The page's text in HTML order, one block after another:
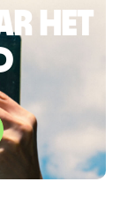
het